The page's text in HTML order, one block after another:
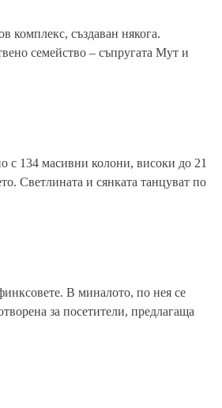
комплекс, създаван някога.
семейство – съпругата Мут и
с 134 масивни колони, високи до 21
Светлината и сянката танцуват по
В миналото, по нея се
за посетители, предлагаща